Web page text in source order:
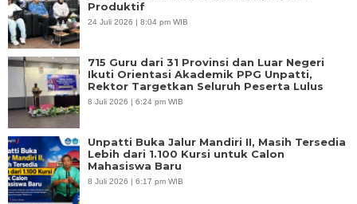
Produktif
24 Juli 2026 | 8:04 pm WIB
715 Guru dari 31 Provinsi dan Luar Negeri
Ikuti Orientasi Akademik PPG Unpatti,
Rektor Targetkan Seluruh Peserta Lulus
8 Juli 2026 | 6:24 pm WIB
Unpatti Buka Jalur Mandiri II, Masih Tersedia
Lebih dari 1.100 Kursi untuk Calon
Mahasiswa Baru
8 Juli 2026 | 6:17 pm WIB